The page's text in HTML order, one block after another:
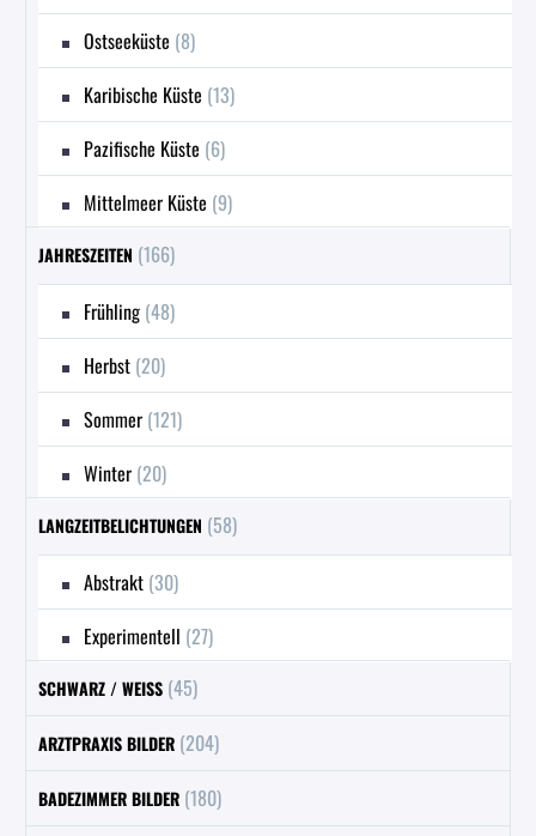
Ostseeküste (8)
Karibische Küste (13)
Pazifische Küste (6)
Mittelmeer Küste (9)
JAHRESZEITEN (166)
Frühling (48)
Herbst (20)
Sommer (121)
Winter (20)
LANGZEITBELICHTUNGEN (58)
Abstrakt (30)
Experimentell (27)
SCHWARZ / WEISS (45)
ARZTPRAXIS BILDER (204)
BADEZIMMER BILDER (180)